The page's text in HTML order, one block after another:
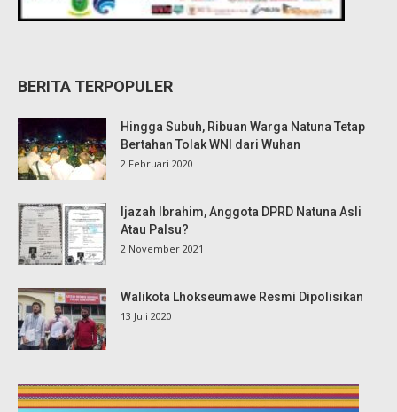
BERITA TERPOPULER
Hingga Subuh, Ribuan Warga Natuna Tetap
Bertahan Tolak WNI dari Wuhan
2 Februari 2020
Ijazah Ibrahim, Anggota DPRD Natuna Asli
Atau Palsu?
2 November 2021
Walikota Lhokseumawe Resmi Dipolisikan
13 Juli 2020